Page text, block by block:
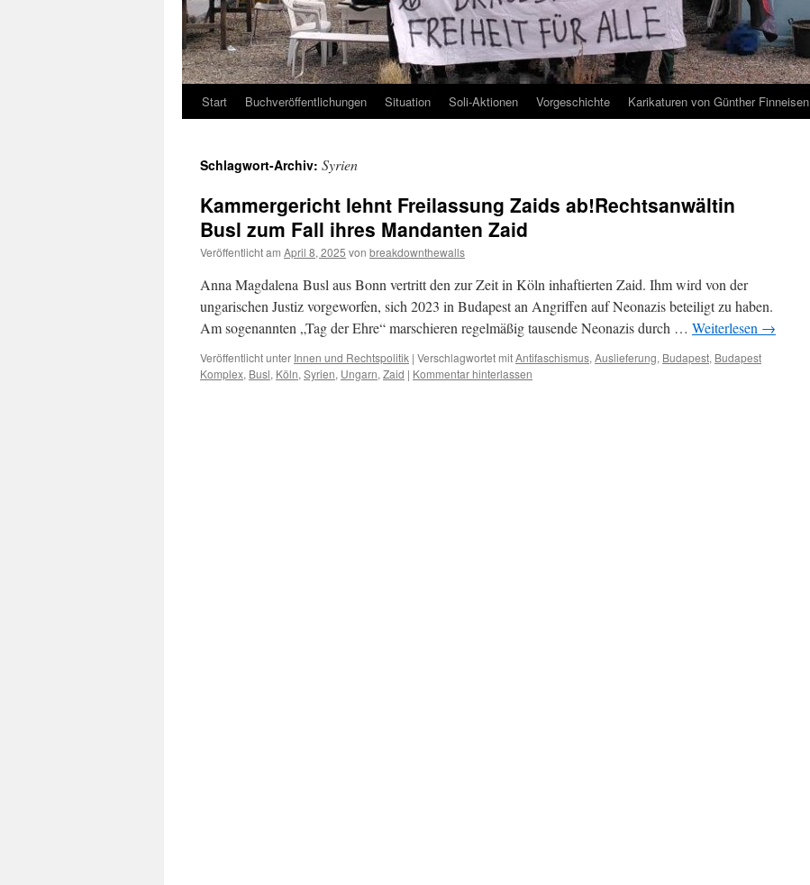
Start Buchveröffentlichungen Situation Soli-Aktionen Vorgeschichte Karikaturen von Günther Finneisen
Schlagwort-Archiv: Syrien
Kammergericht lehnt Freilassung Zaids ab!Rechtsanwältin
Busl zum Fall ihres Mandanten Zaid
Veröffentlicht am April 8, 2025 von breakdownthewalls
Anna Magdalena Busl aus Bonn vertritt den zur Zeit in Köln inhaftierten Zaid. Ihm wird von der
ungarischen Justiz vorgeworfen, sich 2023 in Budapest an Angriffen auf Neonazis beteiligt zu haben.
Am sogenannten „Tag der Ehre“ marschieren regelmäßig tausende Neonazis durch … Weiterlesen →
Veröffentlicht unter Innen und Rechtspolitik | Verschlagwortet mitAntifaschismus, Auslieferung, Budapest, Budapest
Komplex, Busl, Köln, Syrien, Ungarn, Zaid | Kommentar hinterlassen